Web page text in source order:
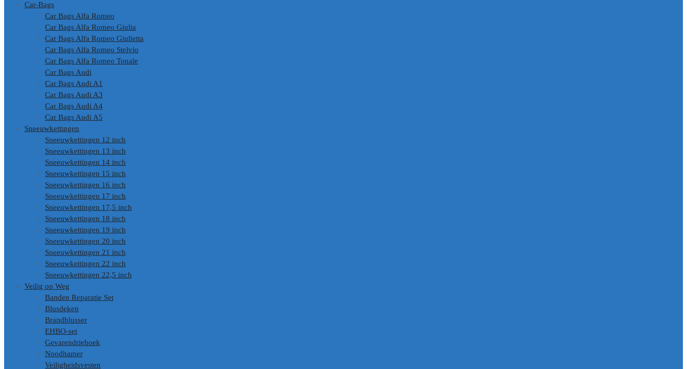
Car-Bags
Car Bags Alfa Romeo
Car Bags Alfa Romeo Giulia
Car Bags Alfa Romeo Giulietta
Car Bags Alfa Romeo Stelvio
Car Bags Alfa Romeo Tonale
Car Bags Audi
Car Bags Audi A1
Car Bags Audi A3
Car Bags Audi A4
Car Bags Audi A5
Sneeuwkettingen
Sneeuwkettingen 12 inch
Sneeuwkettingen 13 inch
Sneeuwkettingen 14 inch
Sneeuwkettingen 15 inch
Sneeuwkettingen 16 inch
Sneeuwkettingen 17 inch
Sneeuwkettingen 17,5 inch
Sneeuwkettingen 18 inch
Sneeuwkettingen 19 inch
Sneeuwkettingen 20 inch
Sneeuwkettingen 21 inch
Sneeuwkettingen 22 inch
Sneeuwkettingen 22,5 inch
Veilig op Weg
Banden Reparatie Set
Blusdeken
Brandblusser
EHBO-set
Gevarendriehoek
Noodhamer
Veiligheidsvesten